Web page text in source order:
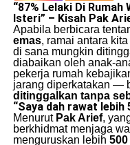
“87% Lelaki Di
Isteri” – Kisah Pak
Apabila berbicara
emas, ramai antara
di sana mungkin
diabaikan oleh anak-
pekerja rumah
jarang diperkatakan —
ditinggalkan tanpa
“Saya dah rawat
Menurut Pak Arief,
berkhidmat menjaga
menguruskan lebih